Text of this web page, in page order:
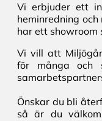
Vi erbjuder ett
heminredning och
har ett showroom
Vi vill att
för många och
Önskar du bli
så är du